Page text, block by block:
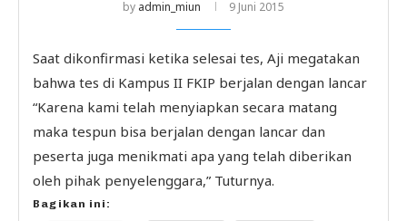
by admin_miun 9 Juni 2015
Saat dikonfirmasi ketika selesai tes, Aji megatakan
bahwa tes di Kampus II FKIP berjalan dengan lancar
“Karena kami telah menyiapkan secara matang
maka tespun bisa berjalan dengan lancar dan
peserta juga menikmati apa yang telah diberikan
oleh pihak penyelenggara,” Tuturnya.
Bagikan ini: